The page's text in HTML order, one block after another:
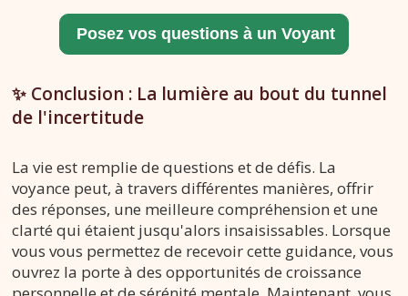
✨ Conclusion : La lumière au bout du tunnel
de l'incertitude
La vie est remplie de questions et de défis. La
voyance peut, à travers différentes manières, offrir
des réponses, une meilleure compréhension et une
clarté qui étaient jusqu'alors insaisissables. Lorsque
vous vous permettez de recevoir cette guidance, vous
ouvrez la porte à des opportunités de croissance